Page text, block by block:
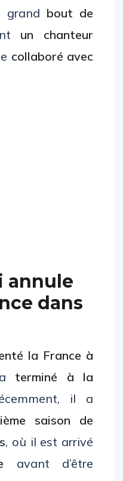
bout de
un chanteur
collaboré avec
annule
dans
la France à
terminé à la
il a
saison de
, où il est arrivé
avant d’être